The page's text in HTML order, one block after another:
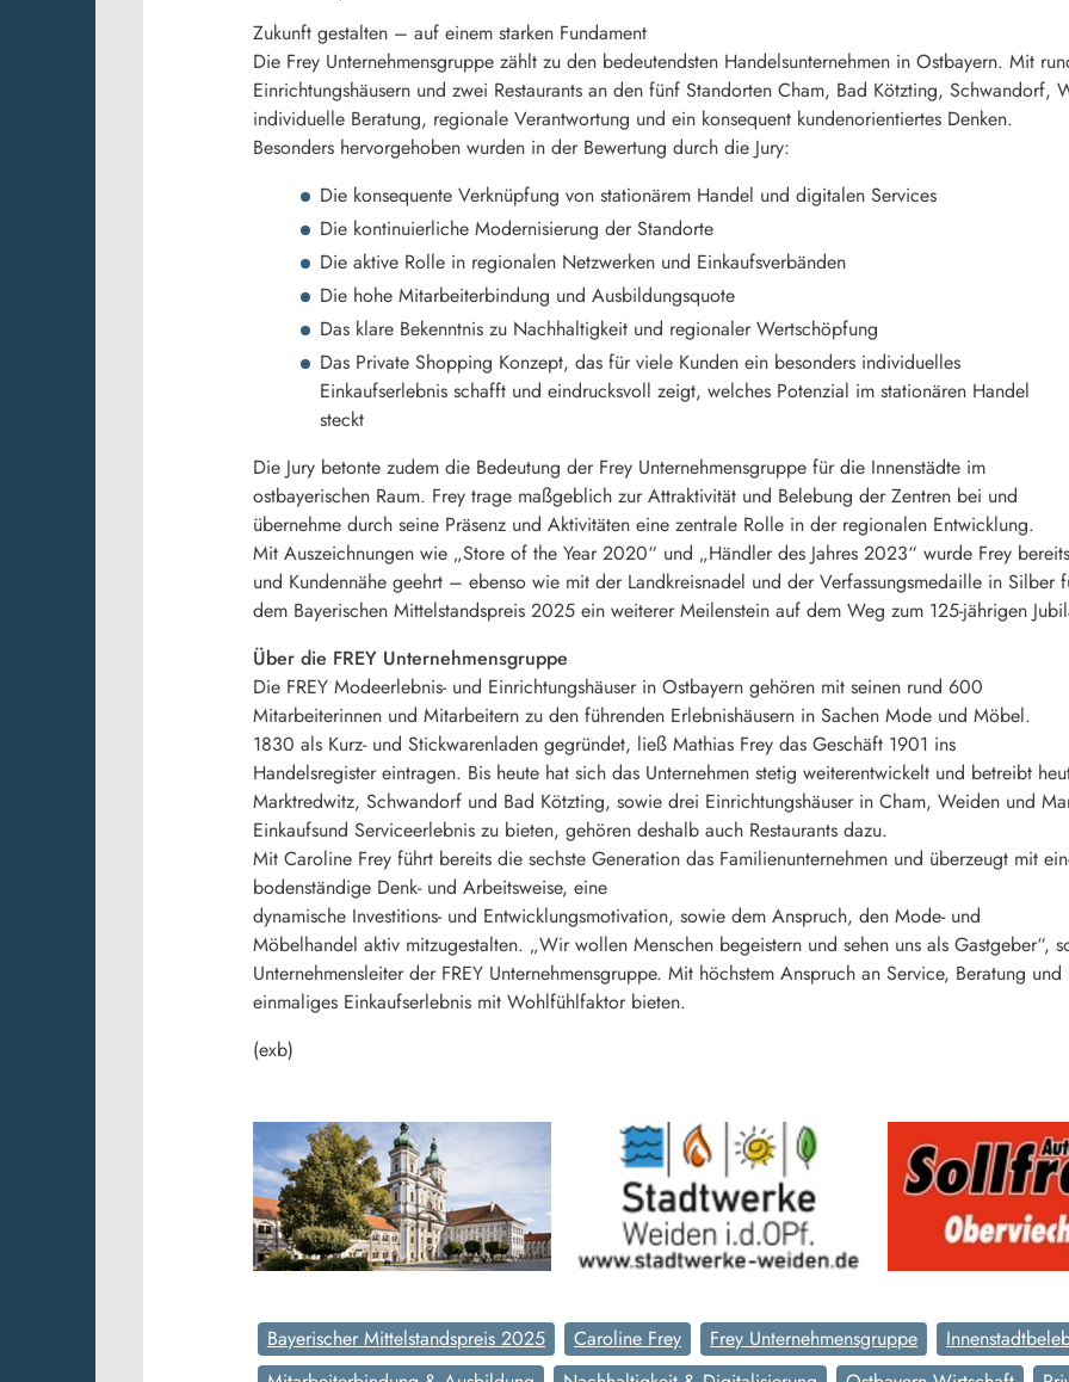
Zukunft gestalten – auf einem starken Fundament
Die Frey Unternehmensgruppe zählt zu den bedeutendsten Handelsunternehmen in Ostbayern. Mit
Einrichtungshäusern und zwei Restaurants an den fünf Standorten Cham, Bad Kötzting, Schwandorf,
individuelle Beratung, regionale Verantwortung und ein konsequent kundenorientiertes Denken.
Besonders hervorgehoben wurden in der Bewertung durch die Jury:
Die konsequente Verknüpfung von stationärem Handel und digitalen Services
Die kontinuierliche Modernisierung der Standorte
Die aktive Rolle in regionalen Netzwerken und Einkaufsverbänden
Die hohe Mitarbeiterbindung und Ausbildungsquote
Das klare Bekenntnis zu Nachhaltigkeit und regionaler Wertschöpfung
Das Private Shopping Konzept, das für viele Kunden ein besonders individuelles
Einkaufserlebnis schafft und eindrucksvoll zeigt, welches Potenzial im stationären Handel
steckt
Die Jury betonte zudem die Bedeutung der Frey Unternehmensgruppe für die Innenstädte im
ostbayerischen Raum. Frey trage maßgeblich zur Attraktivität und Belebung der Zentren bei und
übernehme durch seine Präsenz und Aktivitäten eine zentrale Rolle in der regionalen Entwicklung.
Mit Auszeichnungen wie „Store of the Year 2020“ und „Händler des Jahres 2023“ wurde Frey
und Kundennähe geehrt – ebenso wie mit der Landkreisnadel und der Verfassungsmedaille in
dem Bayerischen Mittelstandspreis 2025 ein weiterer Meilenstein auf dem Weg zum 125-jährigen
Über die FREY Unternehmensgruppe
Die FREY Modeerlebnis- und Einrichtungshäuser in Ostbayern gehören mit seinen rund 600
Mitarbeiterinnen und Mitarbeitern zu den führenden Erlebnishäusern in Sachen Mode und Möbel.
1830 als Kurz- und Stickwarenladen gegründet, ließ Mathias Frey das Geschäft 1901 ins
Handelsregister eintragen. Bis heute hat sich das Unternehmen stetig weiterentwickelt und betreibt
Marktredwitz, Schwandorf und Bad Kötzting, sowie drei Einrichtungshäuser in Cham, Weiden und
Einkaufsund Serviceerlebnis zu bieten, gehören deshalb auch Restaurants dazu.
Mit Caroline Frey führt bereits die sechste Generation das Familienunternehmen und überzeugt mit
bodenständige Denk- und Arbeitsweise, eine
dynamische Investitions- und Entwicklungsmotivation, sowie dem Anspruch, den Mode- und
Möbelhandel aktiv mitzugestalten. „Wir wollen Menschen begeistern und sehen uns als Gastgeber“,
Unternehmensleiter der FREY Unternehmensgruppe. Mit höchstem Anspruch an Service, Beratung
einmaliges Einkaufserlebnis mit Wohlfühlfaktor bieten.
(exb)
Bayerischer Mittelstandspreis 2025 Caroline Frey Frey Unternehmensgruppe